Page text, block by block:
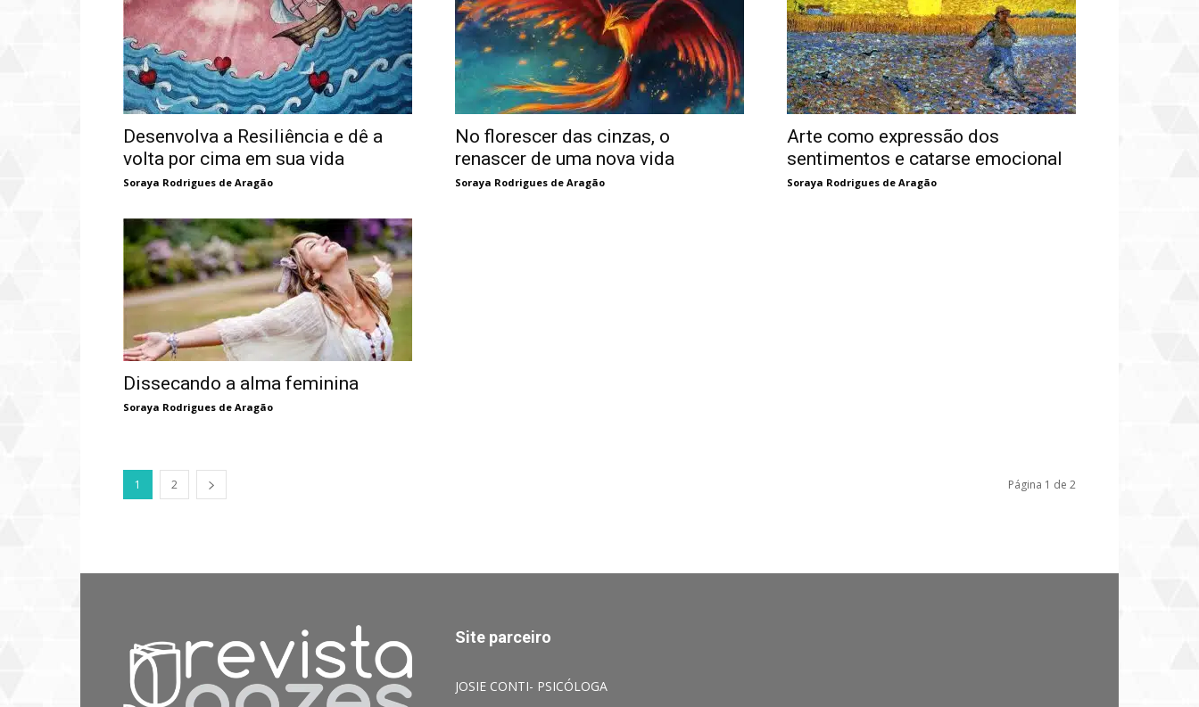
Desenvolva a Resiliência e dê a
volta por cima em sua vida
Soraya Rodrigues de Aragão
No florescer das cinzas, o
renascer de uma nova vida
Soraya Rodrigues de Aragão
Arte como expressão dos
sentimentos e catarse emocional
Soraya Rodrigues de Aragão
Dissecando a alma feminina
Soraya Rodrigues de Aragão
1 2 Página 1 de 2
Site parceiro
JOSIE CONTI- PSICÓLOGA